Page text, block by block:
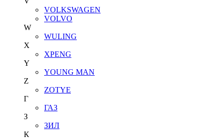
VOLKSWAGEN
VOLVO
W
WULING
X
XPENG
Y
YOUNG MAN
Z
ZOTYE
Г
ГАЗ
З
ЗИЛ
К